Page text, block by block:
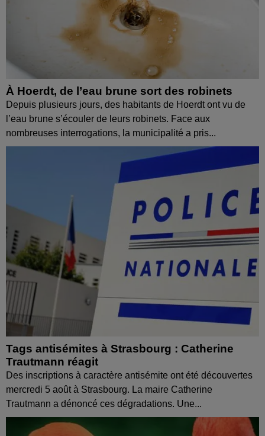
À Hoerdt, de l’eau brune sort des robinets
Depuis plusieurs jours, des habitants de Hoerdt ont vu de
l’eau brune s’écouler de leurs robinets. Face aux
nombreuses interrogations, la municipalité a pris...
Tags antisémites à Strasbourg : Catherine
Trautmann réagit
Des inscriptions à caractère antisémite ont été découvertes
mercredi 5 août à Strasbourg. La maire Catherine
Trautmann a dénoncé ces dégradations. Une...